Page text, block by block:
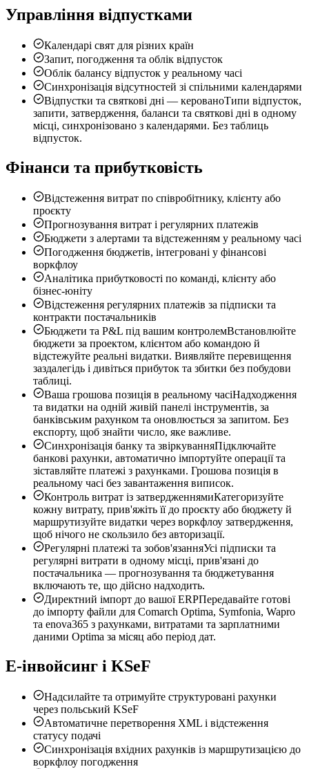
Управління відпустками
Календарі свят для різних країн
Запит, погодження та облік відпусток
Облік балансу відпусток у реальному часі
Синхронізація відсутностей зі спільними календарями
Відпустки та святкові дні — керованоТипи відпусток,
запити, затвердження, баланси та святкові дні в одному
місці, синхронізовано з календарями. Без таблиць
відпусток.
Фінанси та прибутковість
Відстеження витрат по співробітнику, клієнту або
проєкту
Прогнозування витрат і регулярних платежів
Бюджети з алертами та відстеженням у реальному часі
Погодження бюджетів, інтегровані у фінансові
воркфлоу
Аналітика прибутковості по команді, клієнту або
бізнес-юніту
Відстеження регулярних платежів за підписки та
контракти постачальників
Бюджети та P&L під вашим контролемВстановлюйте
бюджети за проектом, клієнтом або командою й
відстежуйте реальні видатки. Виявляйте перевищення
заздалегідь і дивіться прибуток та збитки без побудови
таблиці.
Ваша грошова позиція в реальному часіНадходження
та видатки на одній живій панелі інструментів, за
банківським рахунком та оновлюється за запитом. Без
експорту, щоб знайти число, яке важливе.
Синхронізація банку та звіркуванняПідключайте
банкові рахунки, автоматично імпортуйте операції та
зіставляйте платежі з рахунками. Грошова позиція в
реальному часі без завантаження виписок.
Контроль витрат із затвердженнямиКатегоризуйте
кожну витрату, прив'яжіть її до проєкту або бюджету й
маршрутизуйте видатки через воркфлоу затвердження,
щоб нічого не скользило без авторизації.
Регулярні платежі та зобов'язанняУсі підписки та
регулярні витрати в одному місці, прив'язані до
постачальника — прогнозування та бюджетування
включають те, що дійсно надходить.
Директний імпорт до вашої ERPПередавайте готові
до імпорту файли для Comarch Optima, Symfonia, Wapro
та enova365 з рахунками, витратами та зарплатними
даними Optima за місяц або період дат.
Е-інвойсинг і KSeF
Надсилайте та отримуйте структуровані рахунки
через польський KSeF
Автоматичне перетворення XML і відстеження
статусу подачі
Синхронізація вхідних рахунків із маршрутизацією до
воркфлоу погодження